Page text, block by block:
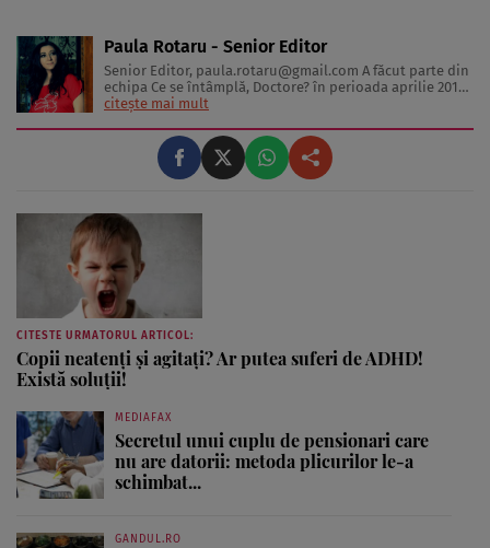
Paula Rotaru - Senior Editor
Senior Editor, paula.rotaru@gmail.com
echipa Ce se întâmplă, Doctore? în perioada aprilie 2013-
decembrie 2023. Articolele sale cuprind informații despre
și sănătatea emoțională. Colaborări: Viața ...
citește mai mult
CITESTE URMATORUL ARTICOL:
Copii neatenţi şi agitaţi? Ar putea suferi de ADHD!
Există soluţii!
MEDIAFAX
Secretul unui cuplu de pensionari care
nu are datorii: metoda plicurilor le-a
schimbat...
GANDUL.RO